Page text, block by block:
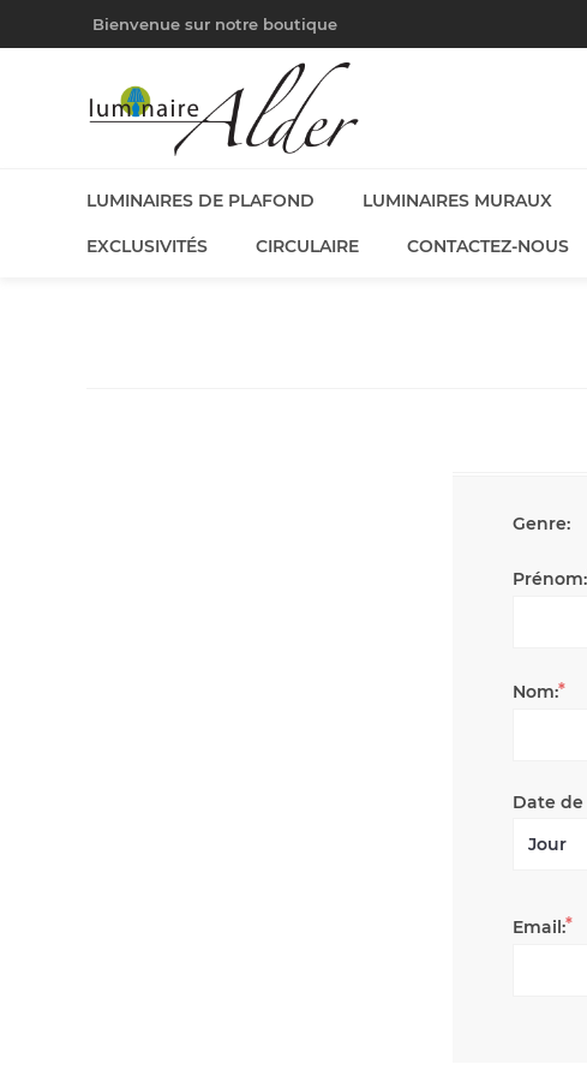
Bienvenue sur notre boutique
LUMINAIRES DE PLAFOND LUMINAIRES MURAUX
EXCLUSIVITÉS CIRCULAIRE CONTACTEZ-NOUS
Genre:
Prénom:
Nom:*
Date de
Email:*